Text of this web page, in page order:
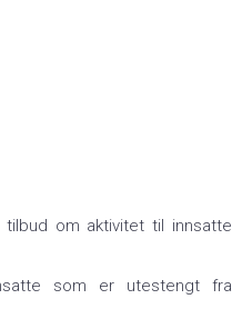
om aktivitet til innsatte
som er utestengt fra